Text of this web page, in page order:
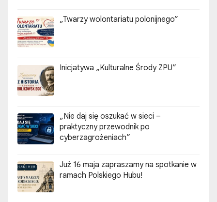
„Twarzy wolontariatu polonijnego”
Inicjatywa „Kulturalne Środy ZPU”
„Nie daj się oszukać w sieci –
praktyczny przewodnik po
cyberzagrożeniach”
Już 16 maja zapraszamy na spotkanie w
ramach Polskiego Hubu!